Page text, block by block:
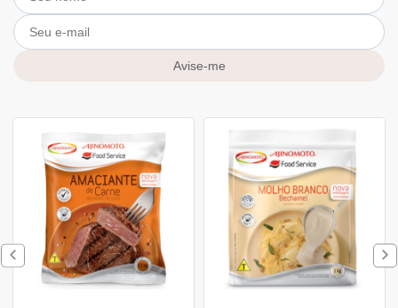
Avise-me